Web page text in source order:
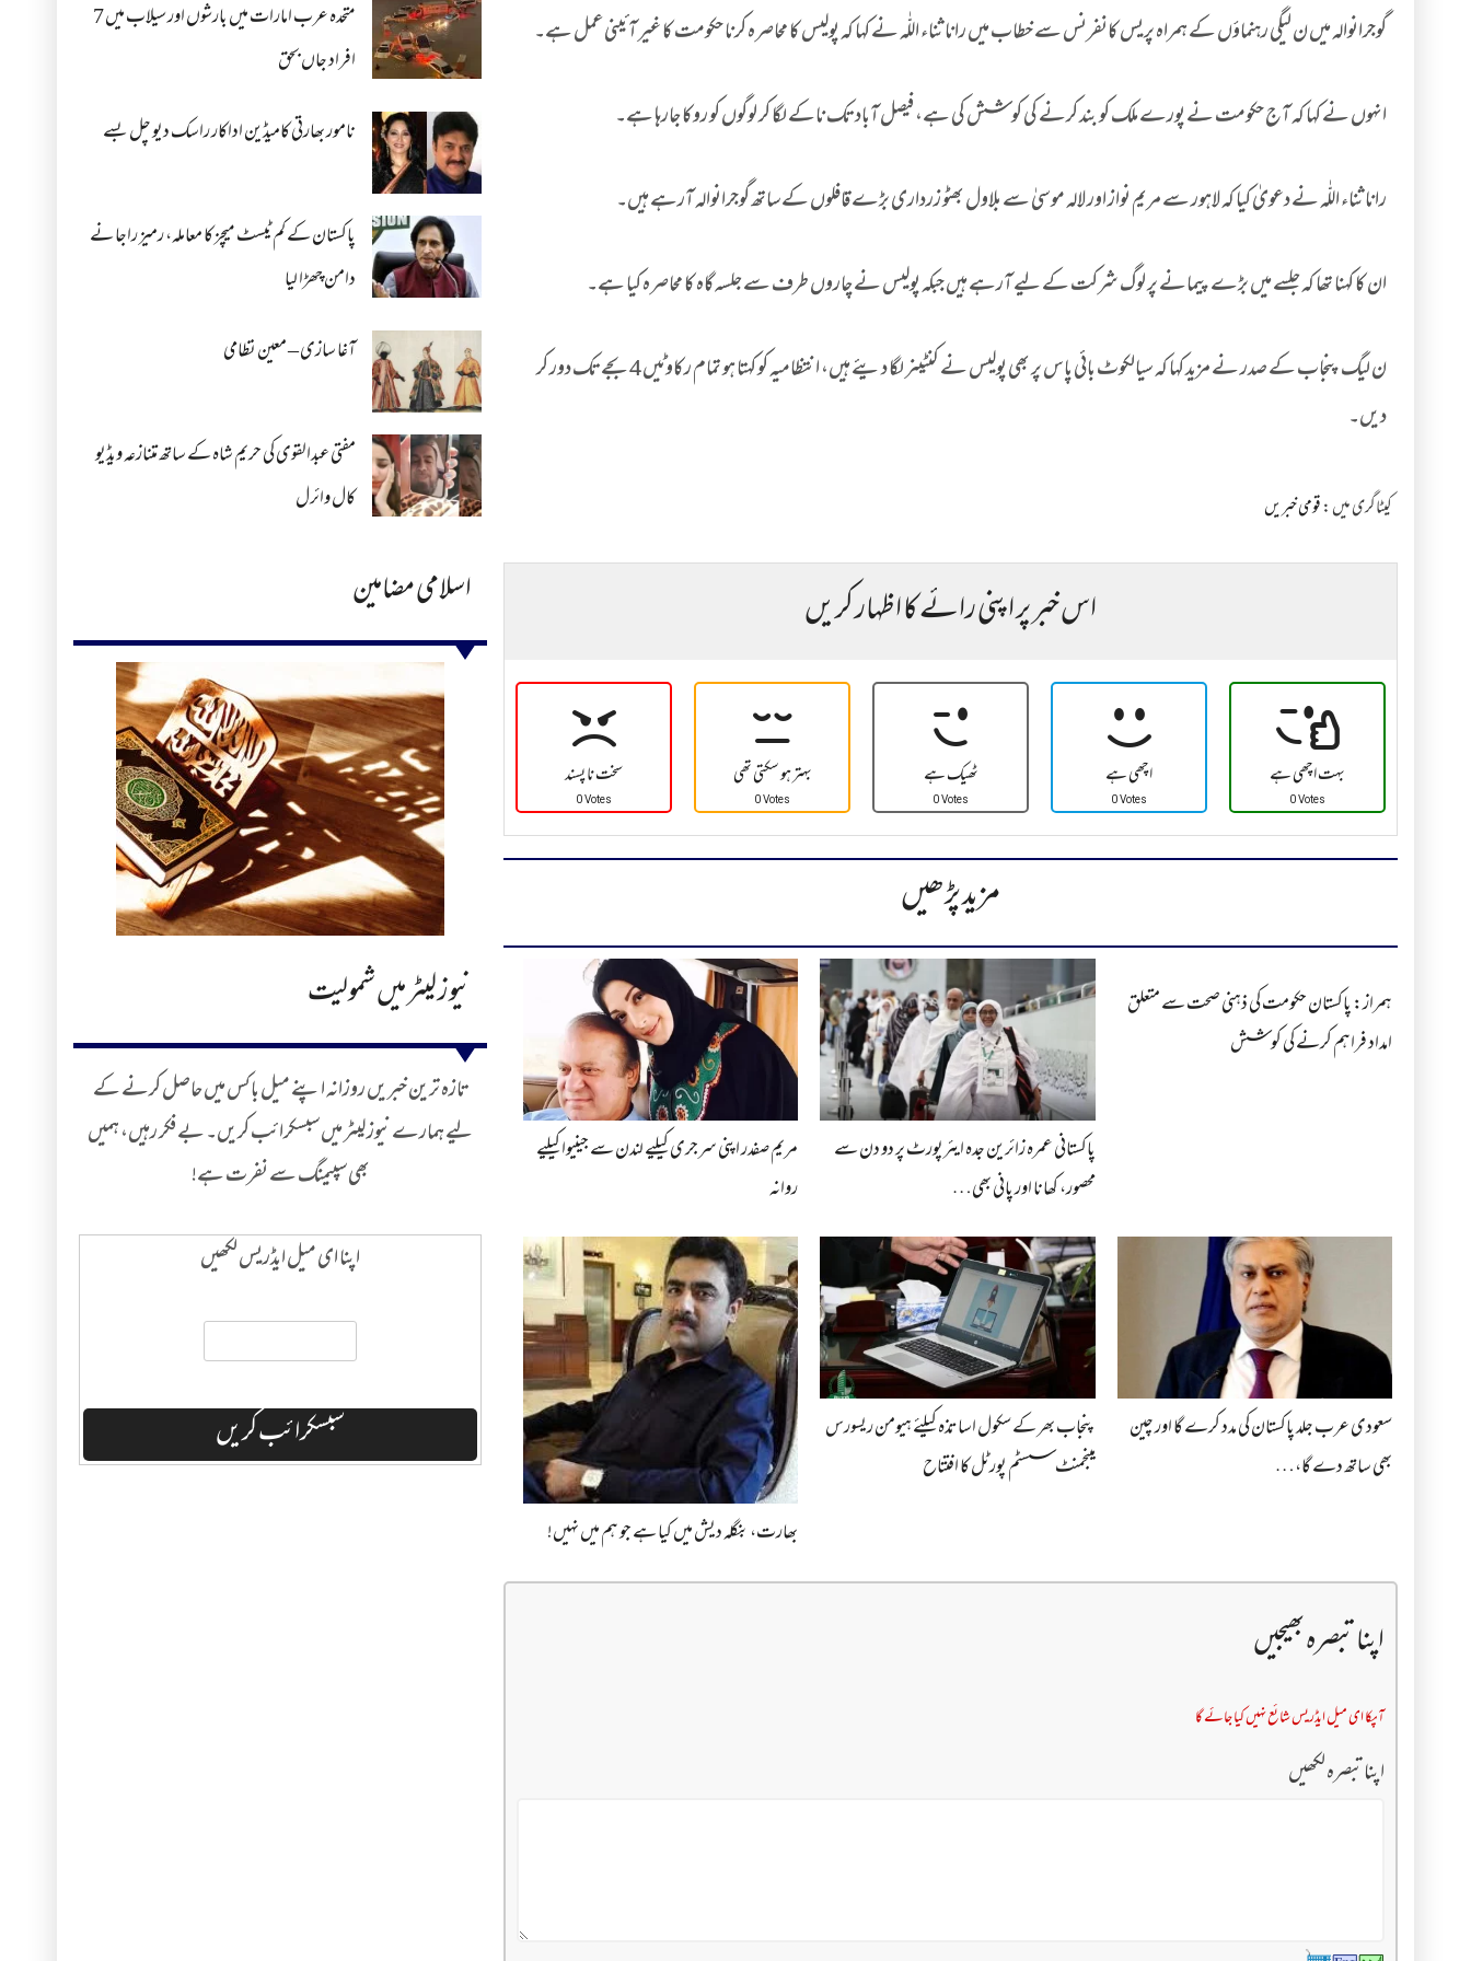
متحدہ عرب امارات میں بارشوں اور سیلاب میں 7
افراد جاں بحق
نامور بھارتی کامیڈین اداکار راسک دیو چل بسے
پاکستان کے کم ٹیسٹ میچز کا معاملہ، رمیز راجا نے
دامن چھڑا لیا
آغا سازی – معین نظامی
مفتی عبدالقوی کی حریم شاہ کے ساتھ متنازعہ ویڈیو
کال وائرل
اسلامی مضامین
نیوز لیٹر میں شمولیت
تازہ ترین خبریں روزانہ اپنے میل باکس میں حاصل کرنے کے
لیے ہمارے نیوز لیٹر میں سبسکرائب کریں۔ بے فکر رہیں، ہمیں
بھی سپیمنگ سے نفرت ہے!
اپنا ای میل ایڈریس لکھیں
گوجرانوالہ میں ن لیگی رہنماؤں کے ہمراہ پریس کانفرنس سے خطاب میں رانا ثناء اللّٰہ نے کہا کہ پولیس کا محاصرہ کرنا حکومت کا غیر آئینی عمل ہے۔
انہوں نے کہا کہ آج حکومت نے پورے ملک کو بند کرنے کی کوشش کی ہے، فیصل آباد تک ناکے لگا کر لوگوں کو روکا جارہا ہے۔
رانا ثناء اللّٰہ نے دعویٰ کیا کہ لاہور سے مریم نواز اور لالہ موسیٰ سے بلاول بھٹو زرداری بڑے قافلوں کے ساتھ گوجرانوالہ آرہے ہیں۔
ان کا کہنا تھا کہ جلسے میں بڑے پیمانے پر لوگ شرکت کے لیے آرہے ہیں جبکہ پولیس نے چاروں طرف سے جلسہ گاہ کا محاصرہ کیا ہے۔
ن لیگ پنجاب کے صدر نے مزید کہا کہ سیالکوٹ بائی پاس پر بھی پولیس نے کنٹینر لگا دیئے ہیں، انتظامیہ کو کہتا ہو تمام رکاوٹیں 4 بجے تک دور کر
دیں۔
کیٹاگری میں :قومی خبریں
اس خبر پر اپنی رائے کا اظہار کریں
سخت نا پسند
0 Votes
بہتر ہو سکتی تھی
0 Votes
ٹھیک ہے
0 Votes
اچھی ہے
0 Votes
بہت اچھی ہے
0 Votes
مزید پڑھیں
ہمراز: پاکستان حکومت کی ذہنی صحت سے متعلق
امداد فراہم کرنے کی کوشش
پاکستانی عمرہ زائرین جدہ ایئرپورٹ پر دو دن سے
محصور، کھانا اور پانی بھی…
مریم صفدر اپنی سرجری کیلیے لندن سے جینیوا کیلیے
روانہ
سعودی عرب جلد پاکستان کی مدد کرے گا اور چین
بھی ساتھ دے گا،…
پنجاب بھر کے سکول اساتذہ کیلئے ہیومن ریسورس
مینجمنٹ سسٹم پورٹل کا افتتاح
بھارت، بنگلہ دیش میں کیا ہے جو ہم میں نہیں!
اپنا تبصرہ بھیجیں
آپکا ای میل ایڈریس شائع نہیں کیا جائے گا
اپنا تبصرہ لکھیں